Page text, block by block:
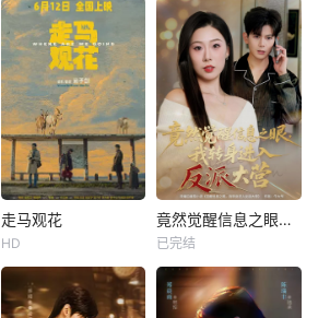
走马观花
HD
竟然觉醒信息之眼，我转身进入反派大营
已完结